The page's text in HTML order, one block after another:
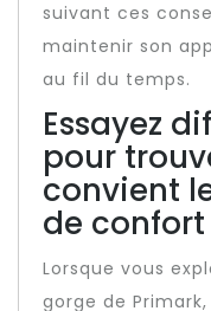
suivant ces
maintenir son
au fil du temps.
Essayez
pour
convient
de
Lorsque vous
gorge de